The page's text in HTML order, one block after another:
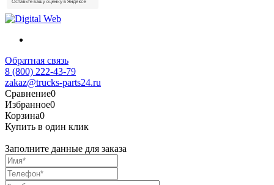
Обратная связь
8 (800) 222-43-79
zakaz@trucks-parts24.ru
Сравнение0
Избранное0
Корзина0
Купить в один клик
Заполните данные для заказа